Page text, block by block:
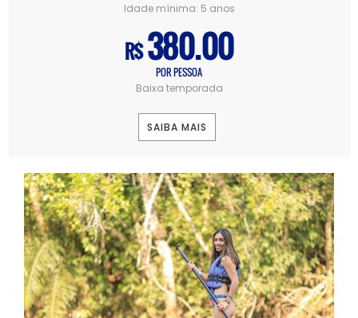
Idade mínima: 5 anos
R$380.00
POR PESSOA
Baixa temporada
SAIBA MAIS